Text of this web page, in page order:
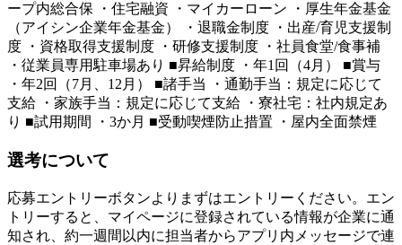
ープ内総合保 ・住宅融資 ・マイカーローン ・厚生年金基金
（アイシン企業年金基金） ・退職金制度 ・出産/育児支援制
度 ・資格取得支援制度 ・研修支援制度 ・社員食堂/食事補
・従業員専用駐車場あり ■昇給制度 ・年1回（4月） ■賞与
・年2回（7月、12月） ■諸手当 ・通勤手当：規定に応じて
支給 ・家族手当：規定に応じて支給 ・寮社宅：社内規定あ
り ■試用期間 ・3か月 ■受動喫煙防止措置 ・屋内全面禁煙
選考について
応募エントリーボタンよりまずはエントリーください。エン
トリーすると、マイページに登録されている情報が企業に通
知され、約一週間以内に担当者からアプリ内メッセージで連